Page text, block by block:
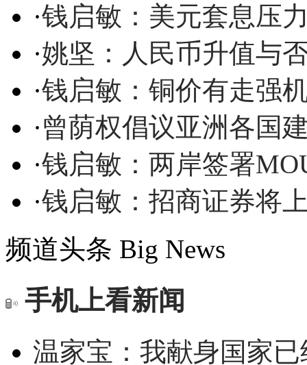
·钱启敏：美元套息压
·姚坚：人民币升值与
·钱启敏：铜价有走强
·曾荫权倡议亚洲各国
·钱启敏：两岸签署
·钱启敏：招商证券将
频道头条 Big News
手机上看新闻
温家宝：我献身国家